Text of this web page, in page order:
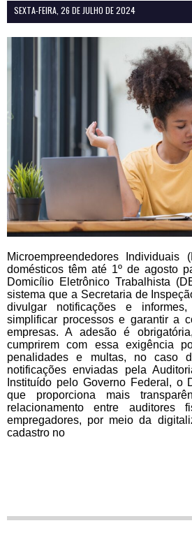
SEXTA-FEIRA, 26 DE JULHO DE 2024
Microempreendedores Individuais
domésticos têm até 1º de agosto
Domicílio Eletrônico Trabalhista
sistema que a Secretaria de
divulgar notificações e
simplificar processos e garantir a
empresas. A adesão é
cumprirem com essa exigência
penalidades e multas, no caso
notificações enviadas pela
Instituído pelo Governo Federal, o
que proporciona mais
relacionamento entre auditores
empregadores, por meio da
cadastro no